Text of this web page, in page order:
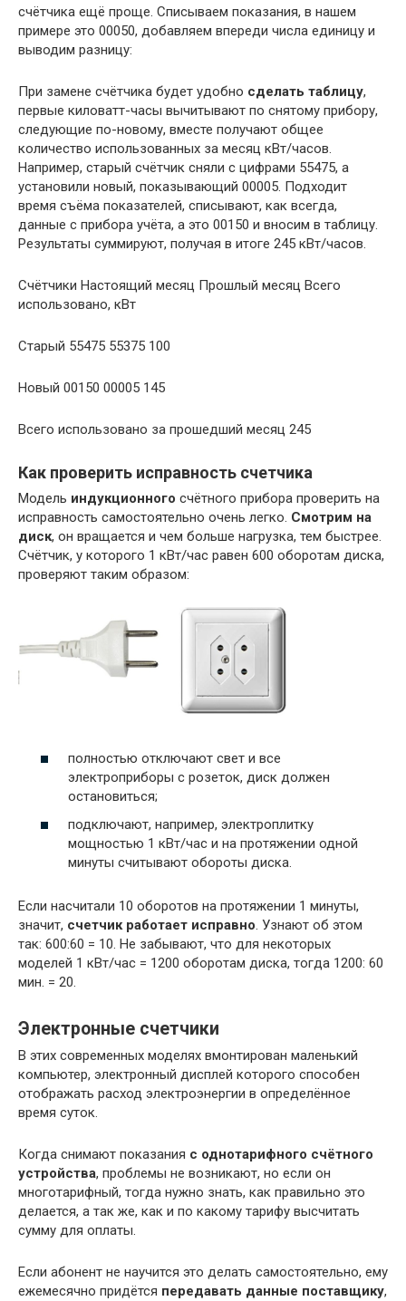
счётчика ещё проще. Списываем показания, в нашем
примере это 00050, добавляем впереди числа единицу и
выводим разницу:
При замене счётчика будет удобно сделать таблицу,
первые киловатт-часы вычитывают по снятому прибору,
следующие по-новому, вместе получают общее
количество использованных за месяц кВт/часов.
Например, старый счётчик сняли с цифрами 55475, а
установили новый, показывающий 00005. Подходит
время съёма показателей, списывают, как всегда,
данные с прибора учёта, а это 00150 и вносим в таблицу.
Результаты суммируют, получая в итоге 245 кВт/часов.
Счётчики Настоящий месяц Прошлый месяц Всего
использовано, кВт
Старый 55475 55375 100
Новый 00150 00005 145
Всего использовано за прошедший месяц 245
Как проверить исправность счетчика
Модель индукционного счётного прибора проверить на
исправность самостоятельно очень легко. Смотрим на
диск, он вращается и чем больше нагрузка, тем быстрее.
Счётчик, у которого 1 кВт/час равен 600 оборотам диска,
проверяют таким образом:
полностью отключают свет и все
электроприборы с розеток, диск должен
остановиться;
подключают, например, электроплитку
мощностью 1 кВт/час и на протяжении одной
минуты считывают обороты диска.
Если насчитали 10 оборотов на протяжении 1 минуты,
значит, счетчик работает исправно. Узнают об этом
так: 600:60 = 10. Не забывают, что для некоторых
моделей 1 кВт/час = 1200 оборотам диска, тогда 1200: 60
мин. = 20.
Электронные счетчики
В этих современных моделях вмонтирован маленький
компьютер, электронный дисплей которого способен
отображать расход электроэнергии в определённое
время суток.
Когда снимают показания с однотарифного счётного
устройства, проблемы не возникают, но если он
многотарифный, тогда нужно знать, как правильно это
делается, а так же, как и по какому тарифу высчитать
сумму для оплаты.
Если абонент не научится это делать самостоятельно, ему
ежемесячно придётся передавать данные поставщику,